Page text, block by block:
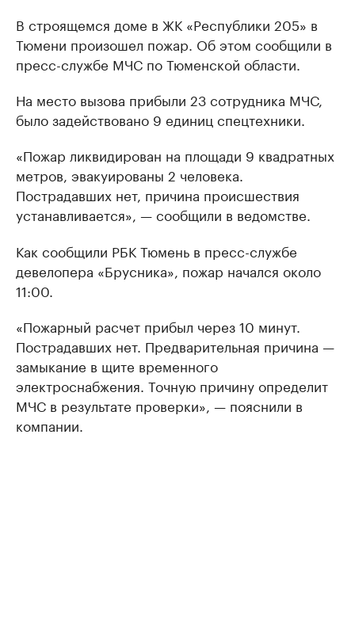
В строящемся доме в ЖК «Республики 205» в
Тюмени произошел пожар. Об этом сообщили в
пресс-службе МЧС по Тюменской области.
На место вызова прибыли 23 сотрудника МЧС,
было задействовано 9 единиц спецтехники.
«Пожар ликвидирован на площади 9 квадратных
метров, эвакуированы 2 человека.
Пострадавших нет, причина происшествия
устанавливается», — сообщили в ведомстве.
Как сообщили РБК Тюмень в пресс-службе
девелопера «Брусника», пожар начался около
11:00.
«Пожарный расчет прибыл через 10 минут.
Пострадавших нет. Предварительная причина —
замыкание в щите временного
электроснабжения. Точную причину определит
МЧС в результате проверки», — пояснили в
компании.